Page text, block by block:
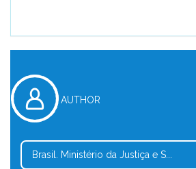
AUTHOR
Brasil. Ministério da Justiça e S...